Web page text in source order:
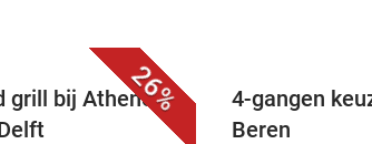
26%
grill bij Athene's
4-gangen
Beren